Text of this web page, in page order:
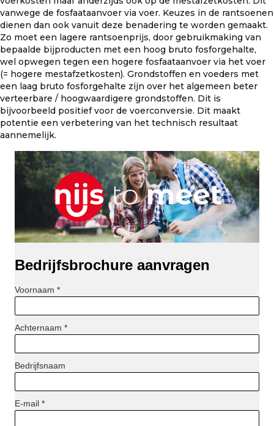
vanwege de fosfaataanvoer via voer. Keuzes in de rantsoenen
dienen dan ook vanuit deze benadering te worden gemaakt.
Zo moet een lagere rantsoenprijs, door gebruikmaking van
bepaalde bijproducten met een hoog bruto fosforgehalte,
wel opwegen tegen een hogere fosfaataanvoer via het voer
(= hogere mestafzetkosten). Grondstoffen en voeders met
een laag bruto fosforgehalte zijn over het algemeen beter
verteerbare / hoogwaardigere grondstoffen. Dit is
bijvoorbeeld positief voor de voerconversie. Dit maakt
potentie een verbetering van het technisch resultaat
aannemelijk.